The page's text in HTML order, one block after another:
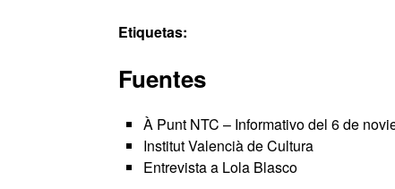
Etiquetas:
Fuentes
À Punt NTC – Informativo del 6 de
Institut Valencià de Cultura
Entrevista a Lola Blasco